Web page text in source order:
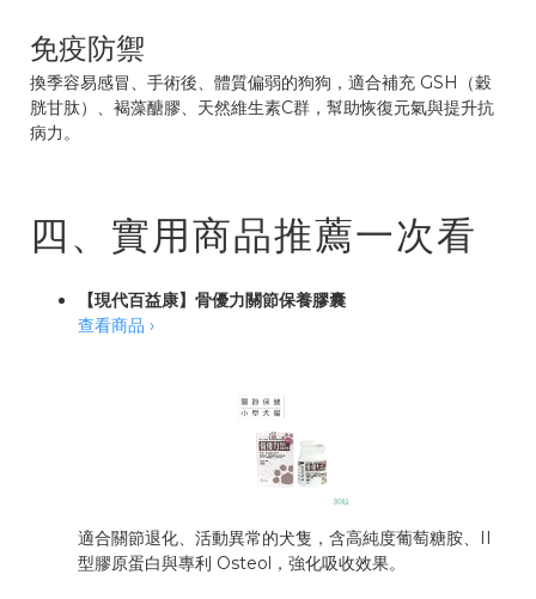
免疫防禦
換季容易感冒、手術後、體質偏弱的狗狗，適合補充 GSH（穀
胱甘肽）、褐藻醣膠、天然維生素C群，幫助恢復元氣與提升抗
病力。
四、實用商品推薦一次看
【現代百益康】骨優力關節保養膠囊
查看商品 ›
適合關節退化、活動異常的犬隻，含高純度葡萄糖胺、II
型膠原蛋白與專利 Osteol，強化吸收效果。